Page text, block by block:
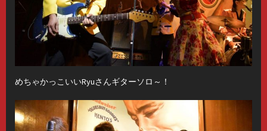
めちゃかっこいいRyuさんギターソロ～！